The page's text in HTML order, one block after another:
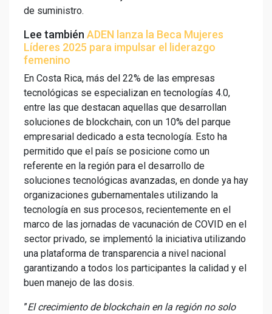
de suministro.
Lee también ADEN lanza la Beca Mujeres
Líderes 2025 para impulsar el liderazgo
femenino
En Costa Rica, más del 22% de las empresas
tecnológicas se especializan en tecnologías 4.0,
entre las que destacan aquellas que desarrollan
soluciones de blockchain, con un 10% del parque
empresarial dedicado a esta tecnología. Esto ha
permitido que el país se posicione como un
referente en la región para el desarrollo de
soluciones tecnológicas avanzadas, en donde ya hay
organizaciones gubernamentales utilizando la
tecnología en sus procesos, recientemente en el
marco de las jornadas de vacunación de COVID en el
sector privado, se implementó la iniciativa utilizando
una plataforma de transparencia a nivel nacional
garantizando a todos los participantes la calidad y el
buen manejo de las dosis.
”El crecimiento de blockchain en la región no solo